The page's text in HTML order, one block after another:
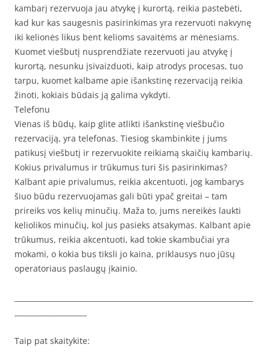
kambarį rezervuoja jau atvykę į kurortą, reikia pastebėti,
kad kur kas saugesnis pasirinkimas yra rezervuoti nakvynę
iki kelionės likus bent kelioms savaitėms ar mėnesiams.
Kuomet viešbutį nusprendžiate rezervuoti jau atvykę į
kurortą, nesunku įsivaizduoti, kaip atrodys procesas, tuo
tarpu, kuomet kalbame apie išankstinę rezervaciją reikia
žinoti, kokiais būdais ją galima vykdyti.
Telefonu
Vienas iš būdų, kaip glite atlikti išankstinę viešbučio
rezervaciją, yra telefonas. Tiesiog skambinkite į jums
patikusį viešbutį ir rezervuokite reikiamą skaičių kambarių.
Kokius privalumus ir trūkumus turi šis pasirinkimas?
Kalbant apie privalumus, reikia akcentuoti, jog kambarys
šiuo būdu rezervuojamas gali būti ypač greitai – tam
prireiks vos kelių minučių. Maža to, jums nereikės laukti
keliolikos minučių, kol jus pasieks atsakymas. Kalbant apie
trūkumus, reikia akcentuoti, kad tokie skambučiai yra
mokami, o kokia bus tiksli jo kaina, priklausys nuo jūsų
operatoriaus paslaugų įkainio.
Taip pat skaitykite: